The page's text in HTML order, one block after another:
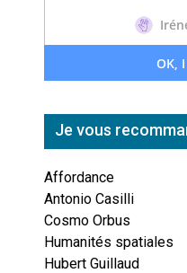
Je vous
Affordance
Antonio Casilli
Cosmo Orbus
Humanités spatiales
Hubert Guillaud